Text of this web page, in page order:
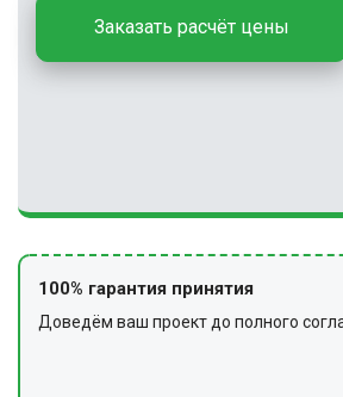
Заказать расчёт цены
100% гарантия принятия
Доведём ваш проект до полного